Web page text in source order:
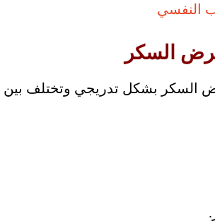
النفسي
السكر
السكر بشكل تدريجي وتختلف بين